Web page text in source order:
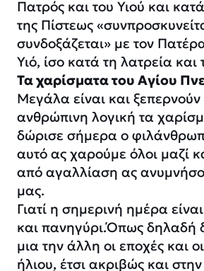
Πατρός και του Υιού και
της Πίστεως
συνδοξάζεται» με τον
Υιό, ίσο κατά τη λατρεία και
Τα χαρίσματα του Αγίου
Μεγάλα είναι και ξεπερνούν
ανθρώπινη λογική τα
δώρισε σήμερα ο
αυτό ας χαρούμε όλοι μαζί
από αγαλλίαση ας
μας.
Γιατί η σημερινή ημέρα
και πανηγύρι.Όπως δηλαδή
μια την άλλη οι εποχές και
ήλιου, έτσι ακριβώς και